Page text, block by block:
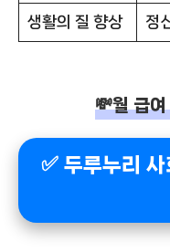
생활의 질 향상 정
💸월 급
✅ 두루누리